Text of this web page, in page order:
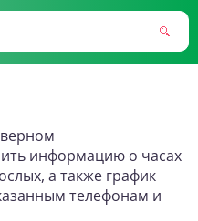
информацию о часах
а также график
телефонам и